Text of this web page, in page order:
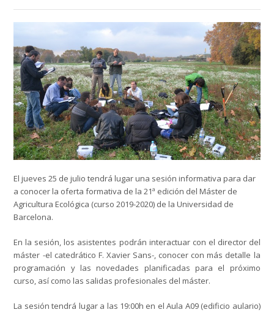
El jueves 25 de julio tendrá lugar una sesión informativa para dar
a conocer la oferta formativa de la 21ª edición del Máster de
Agricultura Ecológica (curso 2019-2020) de la Universidad de
Barcelona.
En la sesión, los asistentes podrán interactuar con el director del
máster -el catedrático F. Xavier Sans-, conocer con más detalle la
programación y las novedades planificadas para el próximo
curso, así como las salidas profesionales del máster.
La sesión tendrá lugar a las 19:00h en el Aula A09 (edificio aulario)